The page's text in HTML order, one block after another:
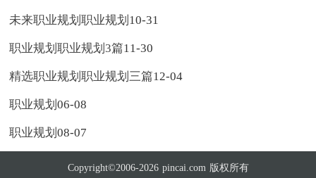
未来职业规划职业规划 10-31
职业规划职业规划3篇11-30
精选职业规划职业规划三篇12-04
职业规划06-08
职业规划08-07
Copyright©2006-2026 pincai.com 版权所有